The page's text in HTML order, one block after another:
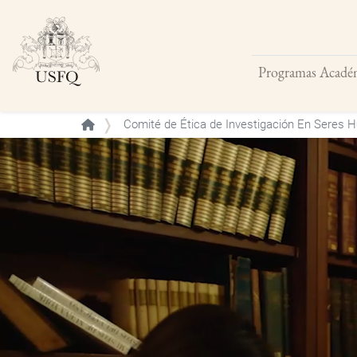
Programas
Buscar
Comité de Ética de Investigación En Seres